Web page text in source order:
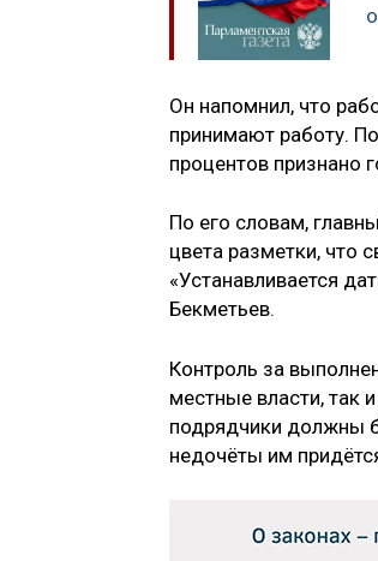
Он напомнил, что
принимают работу.
процентов признано
По его словам,
цвета разметки, что
«Устанавливается
Бекметьев.
Контроль за
местные власти, так
подрядчики должны
недочёты им